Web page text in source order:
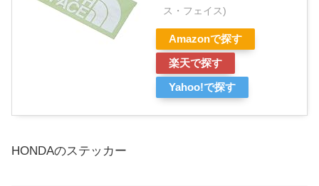
ス・フェイス)
Amazonで探す
楽天で探す
Yahoo!で探す
HONDAのステッカー